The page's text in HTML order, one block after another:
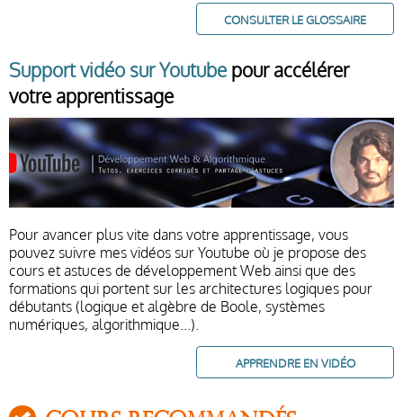
CONSULTER LE GLOSSAIRE
Support vidéo sur Youtube pour accélérer
votre apprentissage
Pour avancer plus vite dans votre apprentissage, vous
pouvez suivre mes vidéos sur Youtube où je propose des
cours et astuces de développement Web ainsi que des
formations qui portent sur les architectures logiques pour
débutants (logique et algèbre de Boole, systèmes
numériques, algorithmique...).
APPRENDRE EN VIDÉO